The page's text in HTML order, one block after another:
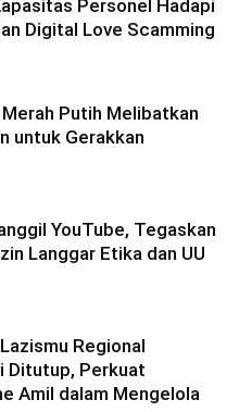
Personel Hadapi
Digital Love Scamming
Putih Melibatkan
untuk Gerakkan
YouTube, Tegaskan
Langgar Etika dan UU
Regional
Ditutup, Perkuat
Amil dalam Mengelola